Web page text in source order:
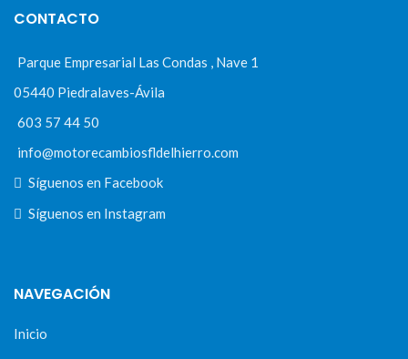
CONTACTO
Parque Empresarial Las Condas , Nave 1
05440 Piedralaves-Ávila
603 57 44 50
info@motorecambiosfldelhierro.com
Síguenos en Facebook
Síguenos en Instagram
NAVEGACIÓN
Inicio